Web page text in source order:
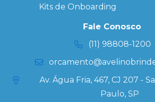
Ecobag
Personalizada
Kits
Kits de Onboarding
Fale Conosco
(11) 98808-1200
Av. Água Fria, 467, CJ 207 -
Paulo, SP